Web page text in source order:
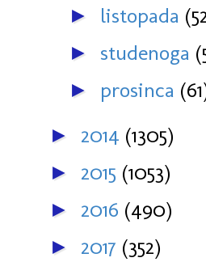
► listopada
► studenoga
► prosinca
► 2014 (1305)
► 2015 (1053)
► 2016 (490)
► 2017 (352)